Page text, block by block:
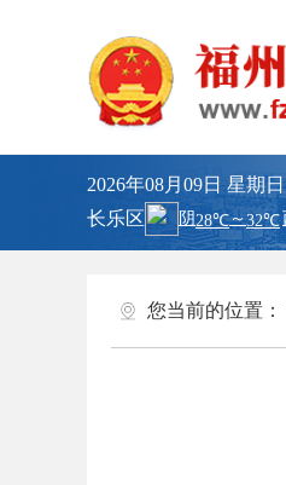
2026年08月09日 星期日
长乐区
您当前的位置：